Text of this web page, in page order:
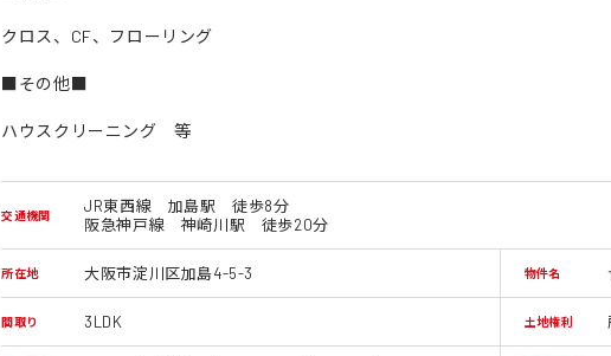
クロス、CF、フローリング
■その他■
ハウスクリーニング 等
交通機関
JR東西線 加島駅 徒歩8分
阪急神戸線 神崎川駅 徒歩20分
所在地 大阪市淀川区加島4-5-3 物件名
間取り 3LDK 土地権利